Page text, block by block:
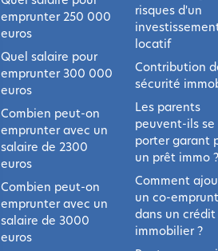
emprunter 250 000
euros
Quel salaire pour
emprunter 300 000
euros
Combien peut-on
emprunter avec un
salaire de 2300
euros
Combien peut-on
emprunter avec un
salaire de 3000
euros
risques d'un
locatif
Contribution
sécurité
Les parents
peuvent-ils se
porter garant
un prêt immo ?
Comment
un co-
dans un crédit
immobilier ?